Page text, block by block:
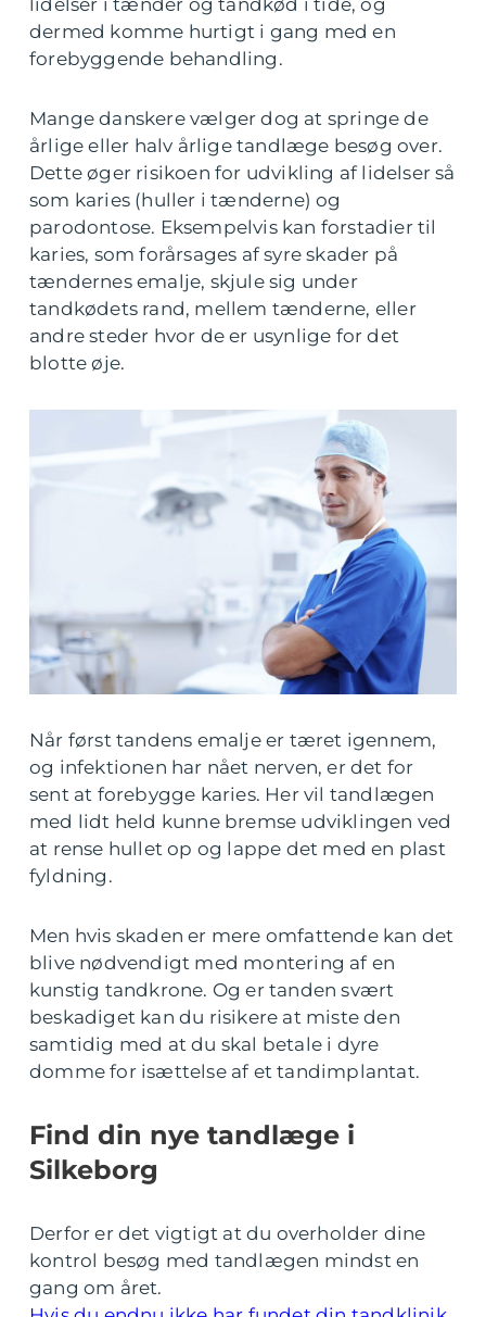
lidelser i tænder og tandkød i tide, og
dermed komme hurtigt i gang med en
forebyggende behandling.
Mange danskere vælger dog at springe de
årlige eller halv årlige tandlæge besøg over.
Dette øger risikoen for udvikling af lidelser så
som karies (huller i tænderne) og
parodontose. Eksempelvis kan forstadier til
karies, som forårsages af syre skader på
tændernes emalje, skjule sig under
tandkødets rand, mellem tænderne, eller
andre steder hvor de er usynlige for det
blotte øje.
Når først tandens emalje er tæret igennem,
og infektionen har nået nerven, er det for
sent at forebygge karies. Her vil tandlægen
med lidt held kunne bremse udviklingen ved
at rense hullet op og lappe det med en plast
fyldning.
Men hvis skaden er mere omfattende kan det
blive nødvendigt med montering af en
kunstig tandkrone. Og er tanden svært
beskadiget kan du risikere at miste den
samtidig med at du skal betale i dyre
domme for isættelse af et tandimplantat.
Find din nye tandlæge i
Silkeborg
Derfor er det vigtigt at du overholder dine
kontrol besøg med tandlægen mindst en
gang om året.